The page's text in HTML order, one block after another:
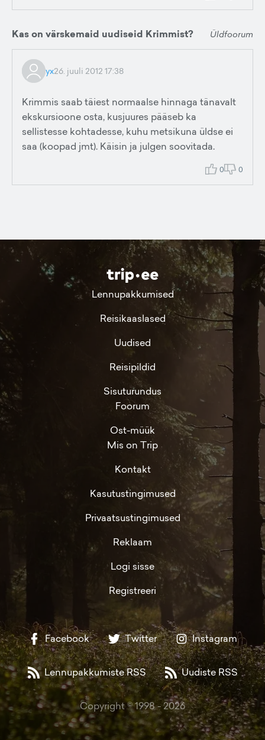
Kas on värskemaid uudiseid Krimmist? Üldfoorum
yx26. juuli 2012 17:38
Krimmis saab täiest normaalse hinnaga tänavalt
ekskursioone osta, kusjuures pääseb ka
sellistesse kohtadesse, kuhu metsikuna üldse ei
saa (koopad jmt). Käisin ja julgen soovitada.
0 0
Lennupakkumised
Reisikaaslased
Uudised
Reisipildid
Sisuturundus
Foorum
Ost-müük
Mis on Trip
Kontakt
Kasutustingimused
Privaatsustingimused
Reklaam
Logi sisse
Registreeri
Facebook Twitter Instagram
Lennupakkumiste RSS Uudiste RSS
Copyright © 1998 -2026